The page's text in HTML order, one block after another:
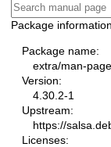
Package
Package name:
extra/man-
Version:
4.30.2-1
Upstream:
https://
Licenses: